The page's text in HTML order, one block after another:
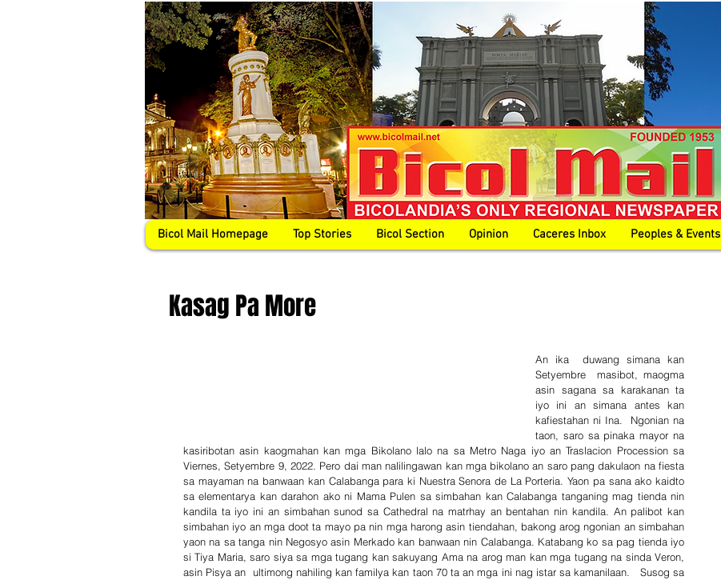
Bicol Mail Homepage Top Stories Bicol Section Opinion Caceres Inbox Peoples & Events
Kasag Pa More
An ika  duwang simana kan
Setyembre  masibot, maogma
asin sagana sa karakanan ta
iyo ini an simana antes kan
kafiestahan ni Ina.  Ngonian na
taon, saro sa pinaka mayor na
kasiribotan asin kaogmahan kan mga Bikolano lalo na sa Metro Naga iyo an Traslacion Procession sa
Viernes, Setyembre 9, 2022. Pero dai man nalilingawan kan mga bikolano an saro pang dakulaon na fiesta
sa mayaman na banwaan kan Calabanga para ki Nuestra Senora de La Porteria. Yaon pa sana ako kaidto
sa elementarya kan darahon ako ni Mama Pulen sa simbahan kan Calabanga tanganing mag tienda nin
kandila ta iyo ini an simbahan sunod sa Cathedral na matrhay an bentahan nin kandila. An palibot kan
simbahan iyo an mga doot ta mayo pa nin mga harong asin tiendahan, bakong arog ngonian an simbahan
yaon na sa tanga nin Negosyo asin Merkado kan banwaan nin Calabanga. Katabang ko sa pag tienda iyo
si Tiya Maria, saro siya sa mga tugang kan sakuyang Ama na arog man kan mga tugang na sinda Veron,
asin Pisya an  ultimong nahiling kan familya kan taon 70 ta an mga ini nag istar sa kamanilaan.   Susog sa